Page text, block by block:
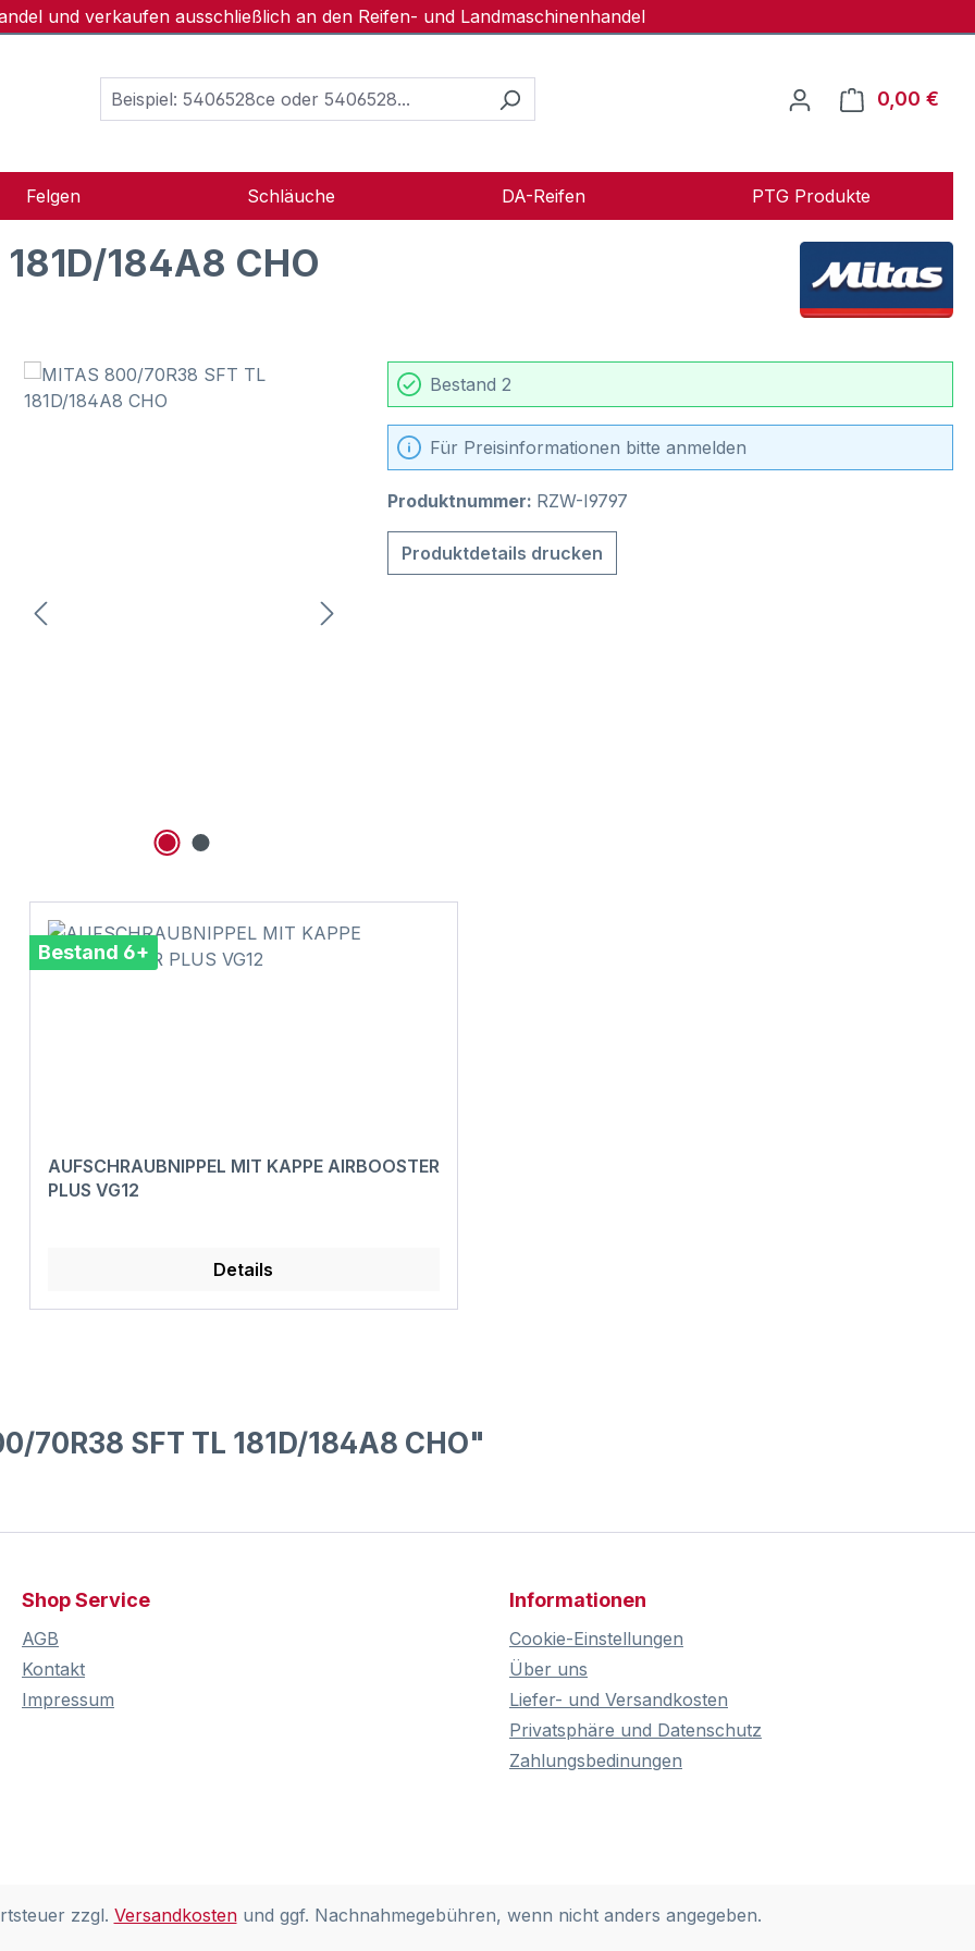
und verkaufen ausschließlich an den Reifen- und Landmaschinenhandel
0,00 €
Felgen Schläuche DA-Reifen PTG Produkte
184A8 CHO
Bestand 2
Für Preisinformationen bitte anmelden
Produktnummer: RZW-I9797
Produktdetails drucken
Bestand 6+
AUFSCHRAUBNIPPEL MIT KAPPE AIRBOOSTER
PLUS VG12
Details
SFT TL 181D/184A8 CHO"
Shop Service
AGB
Kontakt
Impressum
Informationen
Cookie-Einstellungen
Über uns
Liefer- und Versandkosten
Privatsphäre und Datenschutz
Zahlungsbedinungen
zzgl. Versandkostenund ggf. Nachnahmegebühren, wenn nicht anders angegeben.